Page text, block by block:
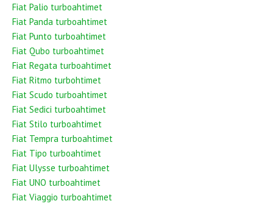
Fiat Palio turboahtimet
Fiat Panda turboahtimet
Fiat Punto turboahtimet
Fiat Qubo turboahtimet
Fiat Regata turboahtimet
Fiat Ritmo turbohtimet
Fiat Scudo turboahtimet
Fiat Sedici turboahtimet
Fiat Stilo turboahtimet
Fiat Tempra turboahtimet
Fiat Tipo turboahtimet
Fiat Ulysse turboahtimet
Fiat UNO turboahtimet
Fiat Viaggio turboahtimet